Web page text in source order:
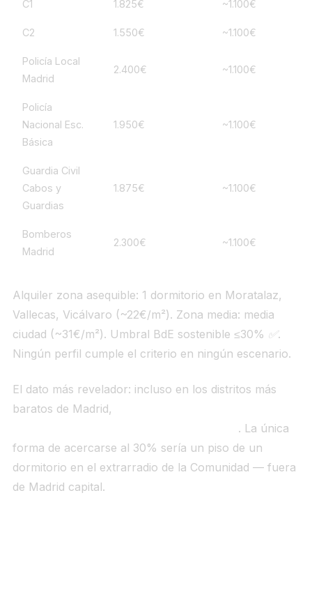
C1 1.825€ ~1.100€
C2 1.550€ ~1.100€
Policía Local
Madrid
2.400€ ~1.100€
Policía
Nacional Esc.
Básica
1.950€ ~1.100€
Guardia Civil
Cabos y
Guardias
1.875€ ~1.100€
Bomberos
Madrid
2.300€ ~1.100€
Alquiler zona asequible: 1 dormitorio en Moratalaz,
Vallecas, Vicálvaro (~22€/m²). Zona media: media
ciudad (~31€/m²). Umbral BdE sostenible ≤30% ✅.
Ningún perfil cumple el criterio en ningún escenario.
El dato más revelador: incluso en los distritos más
baratos de Madrid,
. La única
forma de acercarse al 30% sería un piso de un
dormitorio en el extrarradio de la Comunidad — fuera
de Madrid capital.